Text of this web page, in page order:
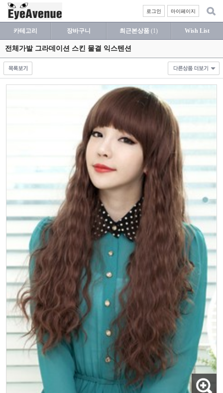
마이페이지
로그인
카테고리 장바구니 최근본상품 (1) Wish List
전체가발 그라데이션 스킨 물결 익스텐션